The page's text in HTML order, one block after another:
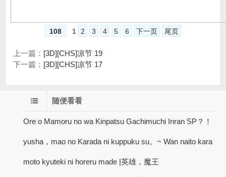
108 1 2 3 4 5 6 下一页 尾页
上一篇： [3D][CHS]凉节 19
下一篇： [3D][CHS]凉节 17
随便看看
Ore o Mamoru no wa Kinpatsu Gachimuchi Inran SP？！
yusha，mao no Karada ni kuppuku su。~ Wan naito kara
moto kyuteki ni horeru made |英雄，魔王